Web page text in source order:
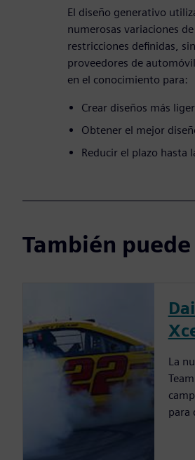
El diseño generativo
numerosas variaciones
restricciones definidas,
proveedores de
en el conocimiento para:
Crear diseños más
Obtener el mejor
Reducir el plazo hasta
También
La
para